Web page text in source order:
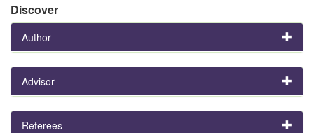
Discover
Author
Advisor
Referees